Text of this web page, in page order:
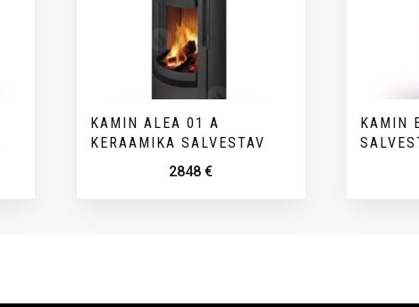
KAMIN ALEA 01 A
KERAAMIKA SALVESTAV
2848€
KAMIN